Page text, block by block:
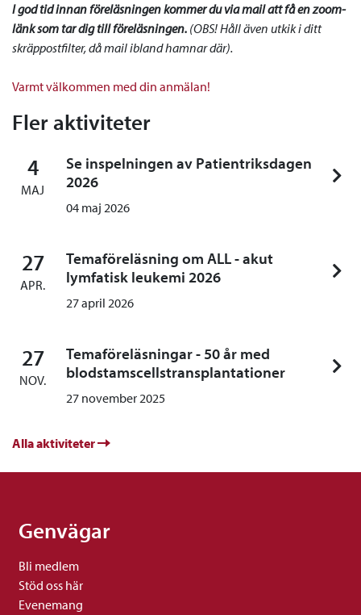
I god tid innan föreläsningen kommer du via mail att få en zoom-
länk som tar dig till föreläsningen. (OBS! Håll även utkik i ditt
skräppostfilter, då mail ibland hamnar där).
Varmt välkommen med din anmälan!
Fler aktiviteter
4
MAJ
Se inspelningen av Patientriksdagen
2026
04 maj 2026
27
APR.
Temaföreläsning om ALL - akut
lymfatisk leukemi 2026
27 april 2026
27
NOV.
Temaföreläsningar - 50 år med
blodstamscellstransplantationer
27 november 2025
Alla aktiviteter
Genvägar
Bli medlem
Stöd oss här
Evenemang